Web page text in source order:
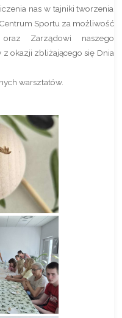
nas w tajniki tworzenia
Sportu za możliwość
Zarządowi naszego
z okazji zbliżającego się Dnia
warsztatów.